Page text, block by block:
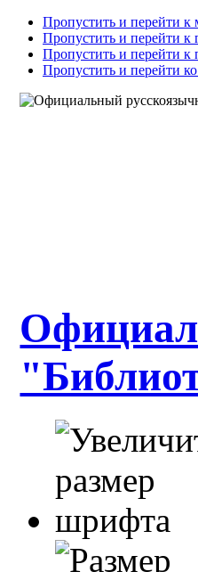
Пропустить и перейти к
Пропустить и перейти к
Пропустить и перейти к
Пропустить и перейти